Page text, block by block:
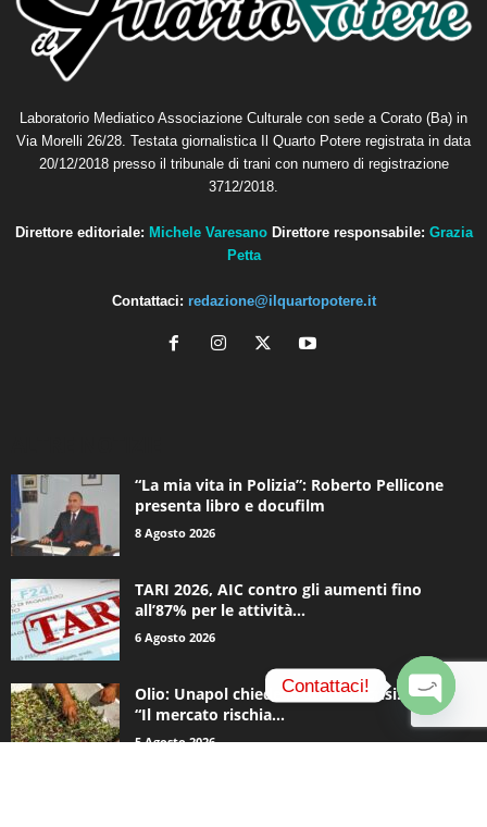
Laboratorio Mediatico Associazione Culturale con sede a Corato (Ba) in
Via Morelli 26/28. Testata giornalistica Il Quarto Potere registrata in data
20/12/2018 presso il tribunale di trani con numero di registrazione
3712/2018.
Direttore editoriale: Michele Varesano Direttore responsabile: Grazia
Petta
Contattaci: redazione@ilquartopotere.it
“La mia vita in Polizia”: Roberto Pellicone
presenta libro e docufilm
8 Agosto 2026
TARI 2026, AIC contro gli aumenti fino
all’87% per le attività...
6 Agosto 2026
Olio: Unapol chiede lo stato di crisi. Loiodice:
“Il mercato rischia...
5 Agosto 2026
Contattaci!
O